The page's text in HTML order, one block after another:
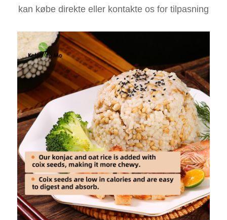
kan købe direkte eller kontakte os for tilpasning